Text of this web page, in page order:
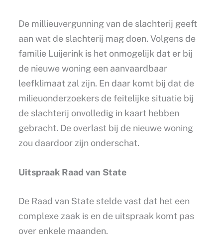
De millieuvergunning van de slachterij geeft
aan wat de slachterij mag doen. Volgens de
familie Luijerink is het onmogelijk dat er bij
de nieuwe woning een aanvaardbaar
leefklimaat zal zijn. En daar komt bij dat de
milieuonderzoekers de feitelijke situatie bij
de slachterij onvolledig in kaart hebben
gebracht. De overlast bij de nieuwe woning
zou daardoor zijn onderschat.
Uitspraak Raad van State
De Raad van State stelde vast dat het een
complexe zaak is en de uitspraak komt pas
over enkele maanden.